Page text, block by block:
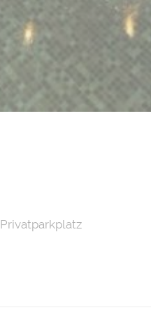
Privatparkplatz